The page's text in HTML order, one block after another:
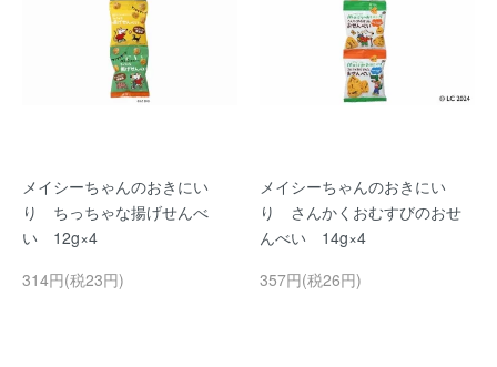
メイシーちゃんのおきにい
り ちっちゃな揚げせんべ
い 12g×4
314円(税23円)
メイシーちゃんのおきにい
り さんかくおむすびのおせ
んべい 14g×4
357円(税26円)